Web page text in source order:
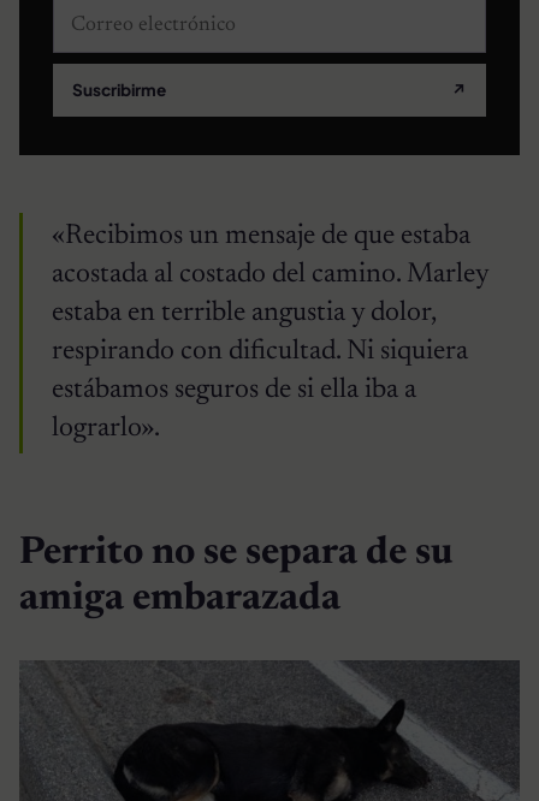
Correo electrónico
Suscribirme ↗
«Recibimos un mensaje de que estaba
acostada al costado del camino. Marley
estaba en terrible angustia y dolor,
respirando con dificultad. Ni siquiera
estábamos seguros de si ella iba a
lograrlo».
Perrito no se separa de su
amiga embarazada